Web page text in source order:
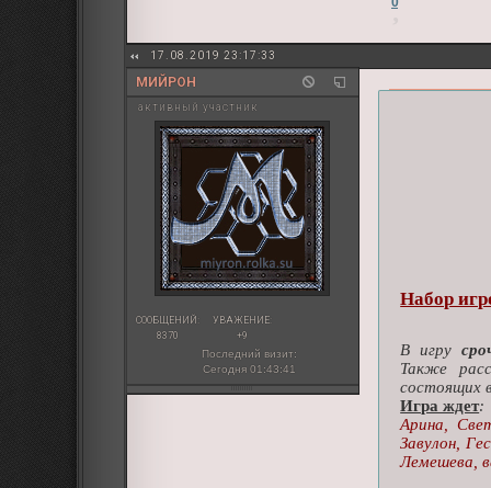
17.08.2019 23:17:33
МИЙРОН
активный участник
СООБЩЕНИЙ:
8370
УВАЖЕНИЕ:
+9
Последний визит:
Сегодня 01:43:41
Набор
В игру
Также
состоящих
Игра ждет:
Арина,
Завулон,
Лемешева,